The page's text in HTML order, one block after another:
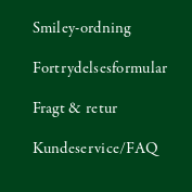
Smiley-ordning
Fortrydelsesformular
Fragt & retur
Kundeservice/FAQ